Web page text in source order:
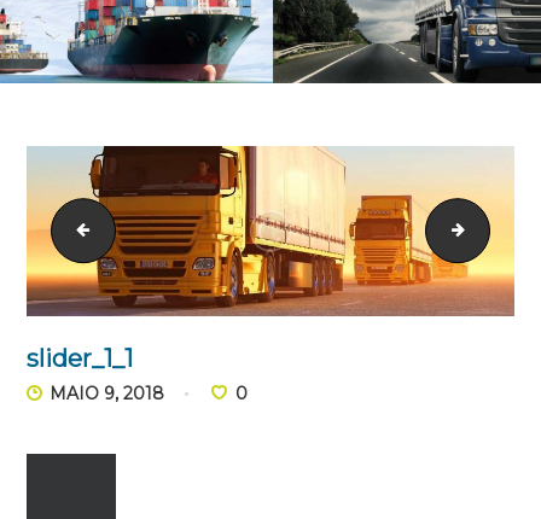
retina-logo-home-2
slider_1_1
MAIO 9, 2018 0